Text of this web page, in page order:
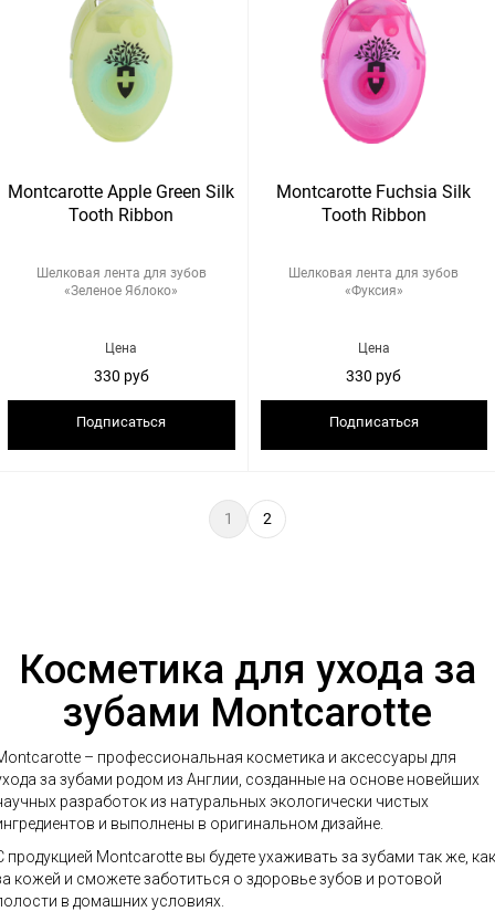
Montcarotte Apple Green Silk
Tooth Ribbon
Шелковая лента для зубов
«Зеленое Яблоко»
Цена
330 руб
Подписаться
Montcarotte Fuchsia Silk
Tooth Ribbon
Шелковая лента для зубов
«Фуксия»
Цена
330 руб
Подписаться
1 2
Косметика для ухода за
зубами Montcarotte
– профессиональная косметика и аксессуары для
за зубами родом из Англии, созданные на основе новейших
разработок из натуральных экологически чистых
и выполнены в оригинальном дизайне.
продукцией Montcarotte вы будете ухаживать за зубами так же, как
кожей и сможете заботиться о здоровье зубов и ротовой
в домашних условиях.